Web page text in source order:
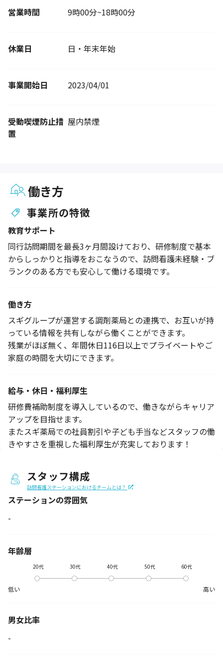
営業時間 9時00分~18時00分
休業日 日・年末年始
事業開始日 2023/04/01
受動喫煙防止措
置
屋内禁煙
働き方
事業所の特徴
教育サポート
同行訪問期間を最長3ヶ月間設けており、研修制度で基本
からしっかりと指導をおこなうので、訪問看護未経験・ブ
ランクのある方でも安心して働ける環境です。
働き方
スギグループが運営する調剤薬局との連携で、お互いが持
っている情報を共有しながら働くことができます。
残業がほぼ無く、年間休日116日以上でプライベートやご
家庭の時間を大切にできます。
給与・休日・福利厚生
研修費補助制度を導入しているので、働きながらキャリア
アップを目指せます。
またスギ薬局での社員割引や子ども手当などスタッフの働
きやすさを重視した福利厚生が充実しております！
スタッフ構成
訪問看護ステーションにおけるチームとは？
ステーションの雰囲気
-
年齢層
低い
20代 30代 40代 50代 60代
高い
男女比率
-